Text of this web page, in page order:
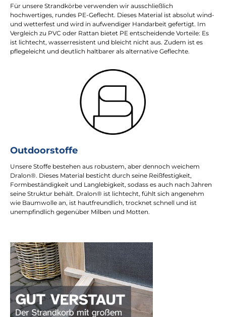
Für unsere Strandkörbe verwenden wir ausschließlich
hochwertiges, rundes PE-Geflecht. Dieses Material ist absolut wind-
und wetterfest und wird in aufwendiger Handarbeit gefertigt. Im
Vergleich zu PVC oder Rattan bietet PE entscheidende Vorteile: Es
ist lichtecht, wasserresistent und bleicht nicht aus. Zudem ist es
pflegeleicht und deutlich haltbarer als alternative Geflechte.
Outdoorstoffe
Unsere Stoffe bestehen aus robustem, aber dennoch weichem
Dralon®. Dieses Material besticht durch seine Reißfestigkeit,
Formbeständigkeit und Langlebigkeit, sodass es auch nach Jahren
seine Struktur behält. Dralon® ist lichtecht, fühlt sich angenehm
wie Baumwolle an, ist hautfreundlich, trocknet schnell und ist
unempfindlich gegenüber Milben und Motten.